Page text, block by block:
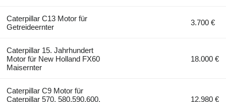
Caterpillar C13 Motor für
Getreideernter
3.700 €
Caterpillar 15. Jahrhundert
Motor für New Holland FX60
Maisernter
18.000 €
Caterpillar C9 Motor für
Caterpillar 570, 580,590,600,
12.980 €